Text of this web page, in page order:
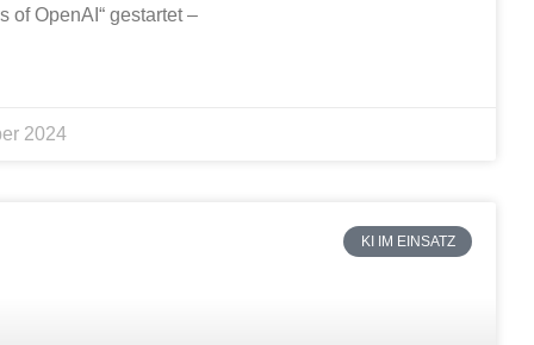
of OpenAI“ gestartet –
2024
KI IM EINSATZ